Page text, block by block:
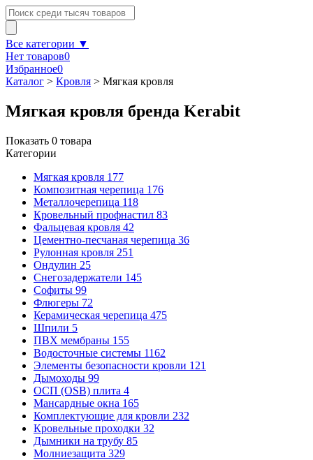
Все категории ▼
Нет товаров0
Избранное0
Каталог > Кровля > Мягкая кровля
Мягкая кровля бренда Kerabit
Показать 0 товара
Категории
Мягкая кровля 177
Композитная черепица 176
Металлочерепица 118
Кровельный профнастил 83
Фальцевая кровля 42
Цементно-песчаная черепица 36
Рулонная кровля 251
Ондулин 25
Снегозадержатели 145
Софиты 99
Флюгеры 72
Керамическая черепица 475
Шпили 5
ПВХ мембраны 155
Водосточные системы 1162
Элементы безопасности кровли 121
Дымоходы 99
ОСП (OSB) плита 4
Мансардные окна 165
Комплектующие для кровли 232
Кровельные проходки 32
Дымники на трубу 85
Молниезащита 329